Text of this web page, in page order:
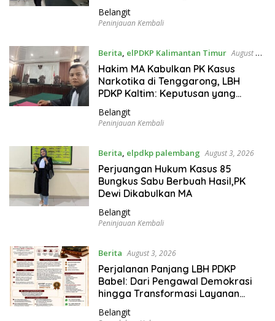
Belangit
Peninjauan Kembali
Berita, elPDKP Kalimantan Timur August 3,
2026
Hakim MA Kabulkan PK Kasus
Narkotika di Tenggarong, LBH
PDKP Kaltim: Keputusan yang
Belangit
Peninjauan Kembali
Berita, elpdkp palembang August 3, 2026
Perjuangan Hukum Kasus 85
Bungkus Sabu Berbuah Hasil,PK
Dewi Dikabulkan MA
Belangit
Peninjauan Kembali
Berita August 3, 2026
Perjalanan Panjang LBH PDKP
Babel: Dari Pengawal Demokrasi
hingga Transformasi Layanan
Belangit